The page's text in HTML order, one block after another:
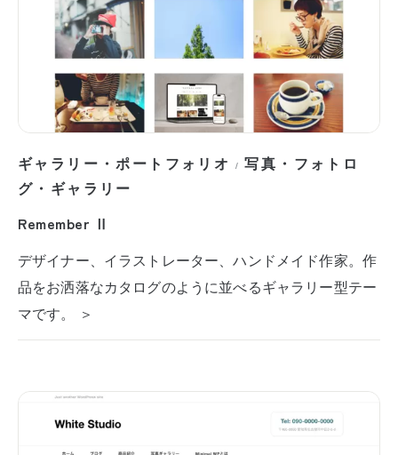
ギャラリー・ポートフォリオ /写真・フォトロ
グ・ギャラリー
Remember Ⅱ
デザイナー、イラストレーター、ハンドメイド作家。作
品をお洒落なカタログのように並べるギャラリー型テー
マです。 ＞